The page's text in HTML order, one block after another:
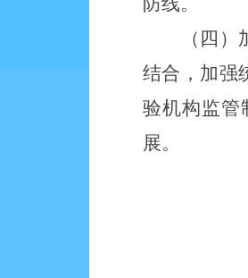
（四
结合，加强
验机构监管
展。